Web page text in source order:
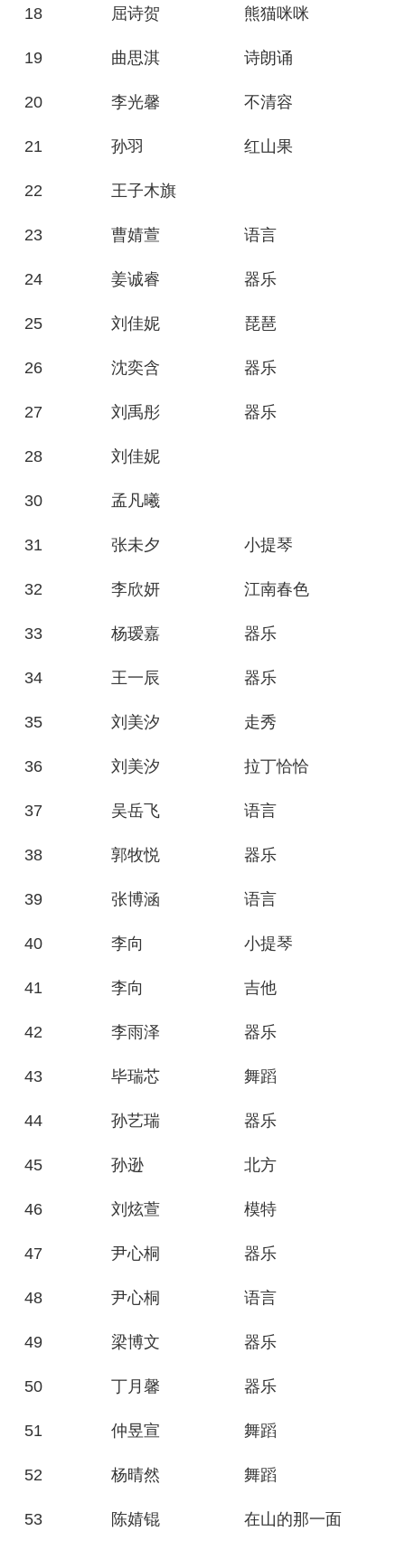
18 屈诗贺 熊猫咪咪
19 曲思淇 诗朗诵
20 李光馨 不清容
21 孙羽 红山果
22 王子木旗
23 曹婧萱 语言
24 姜诚睿 器乐
25 刘佳妮 琵琶
26 沈奕含 器乐
27 刘禹彤 器乐
28 刘佳妮
30 孟凡曦
31 张未夕 小提琴
32 李欣妍 江南春色
33 杨瑷嘉 器乐
34 王一辰 器乐
35 刘美汐 走秀
36 刘美汐 拉丁恰恰
37 吴岳飞 语言
38 郭牧悦 器乐
39 张博涵 语言
40 李向 小提琴
41 李向 吉他
42 李雨泽 器乐
43 毕瑞芯 舞蹈
44 孙艺瑞 器乐
45 孙逊 北方
46 刘炫萱 模特
47 尹心桐 器乐
48 尹心桐 语言
49 梁博文 器乐
50 丁月馨 器乐
51 仲昱宣 舞蹈
52 杨晴然 舞蹈
53 陈婧锟 在山的那一面